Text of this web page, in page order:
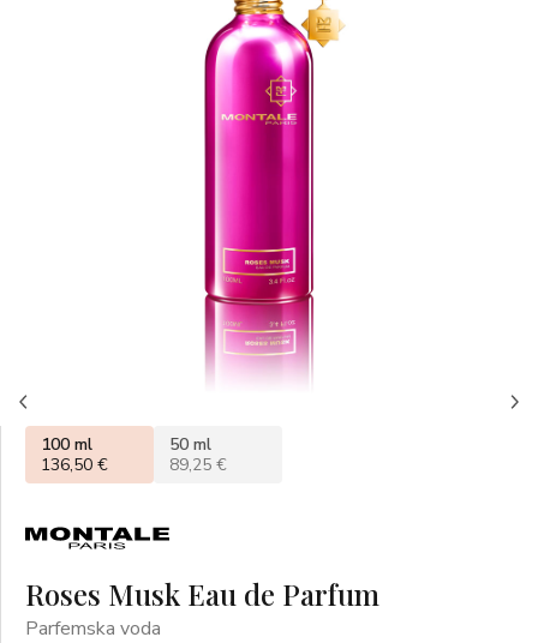
Roses Musk Eau de Parfum
Parfemska voda
100 ml
136,50 €
50 ml
89,25 €